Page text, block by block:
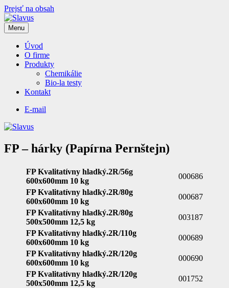
Prejsť na obsah
Slavus
Produkty pre Vaše laboratória
Menu
Úvod
O firme
Produkty
Chemikálie
Bio-la testy
Kontakt
E-mail
FP – hárky (Papírna Pernštejn)
FP Kvalitatívny hladký.2R/56g
600x600mm 10 kg
000686
FP Kvalitatívny hladký.2R/80g
600x600mm 10 kg
000687
FP Kvalitatívny hladký.2R/80g
500x500mm 12,5 kg
003187
FP Kvalitatívny hladký.2R/110g
600x600mm 10 kg
000689
FP Kvalitatívny hladký.2R/120g
600x600mm 10 kg
000690
FP Kvalitatívny hladký.2R/120g
500x500mm 12,5 kg
001752